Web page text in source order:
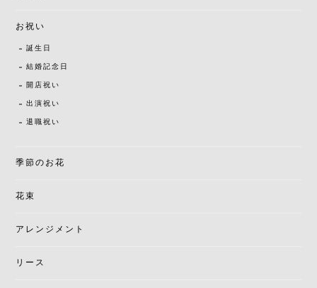
お祝い
誕生日
結婚記念日
開店祝い
出演祝い
退職祝い
季節のお花
花束
アレンジメント
リース